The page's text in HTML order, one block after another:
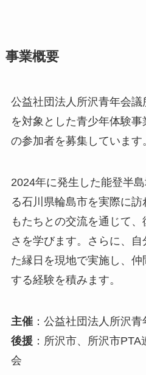
事業概要
公益社団法人所沢青年会
を対象とした青少年体験事
の参加者を募集しています
2024年に発生した能登半
る石川県輪島市を実際に
もたちとの交流を通じて
さを学びます。さらに、
た縁日を現地で実施し、
する経験を積みます。
主催：公益社団法人所沢青
後援 ：所沢市、所沢市
会